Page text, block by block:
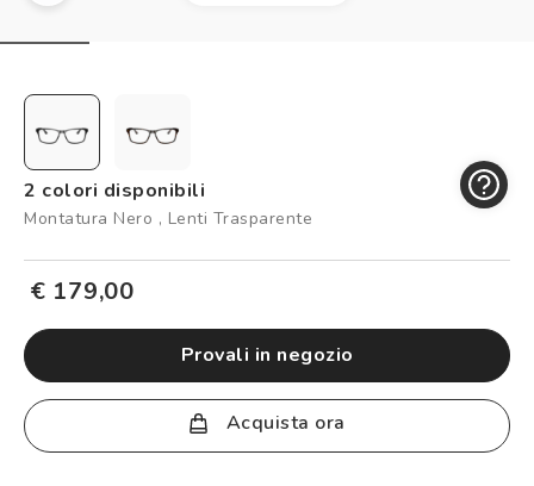
Controllo visivo
Logout
2 colori disponibili
Montatura Nero , Lenti Trasparente
€ 179,00
provali in negozio
Acquista ora